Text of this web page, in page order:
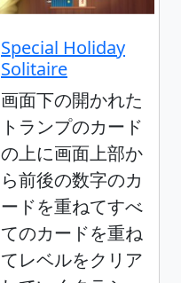
Special Holiday
Solitaire
画面下の開かれた
トランプのカード
の上に画面上部か
ら前後の数字のカ
ードを重ねてすべ
てのカードを重ね
てレベルをクリア